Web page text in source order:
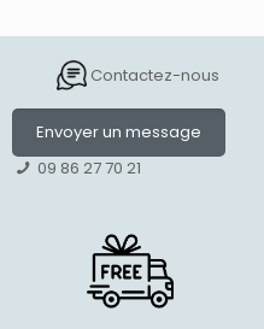
Contactez-nous
Envoyer un message
09 86 27 70 21